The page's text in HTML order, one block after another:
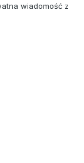
wiadomość z